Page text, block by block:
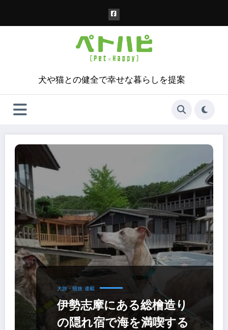
犬や猫との健全で幸せな暮らしを提案
犬旅・猫旅 連載
伊勢志摩にある総檜造り
の隠れ宿で海を満喫する